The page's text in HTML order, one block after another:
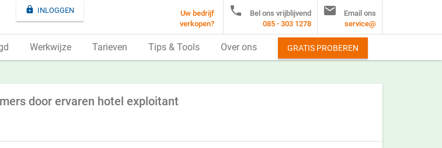
door ervaren hotel exploitant
 INLOGGEN
Uw bedrijf
verkopen?

Bel ons vrijblijvend
085 - 303 1278

Email ons
service@
Werkwijze Tarieven Tips & Tools Over ons GRATIS PROBEREN